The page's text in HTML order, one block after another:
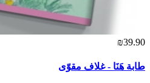
₪39.90
طابة هَنَا - غلاف مقوّى